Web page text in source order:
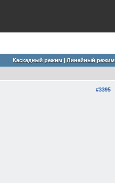
Каскадный режим| Линейный режим
#3395